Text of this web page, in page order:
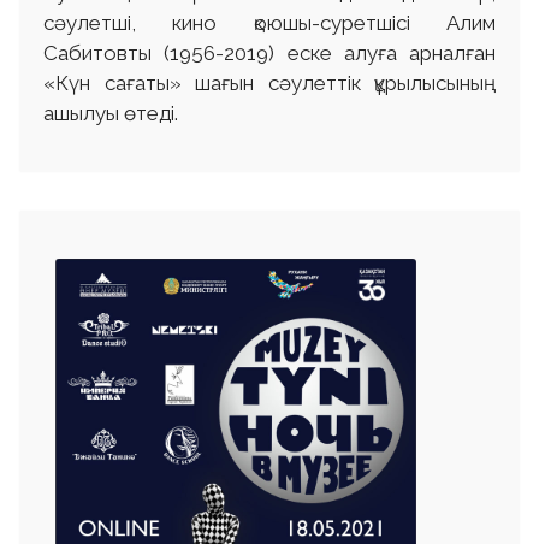
сәулетші, кино қоюшы-суретшісі Алим
Сабитовты (1956-2019) еске алуға арналған
«Күн сағаты» шағын сәулеттік құрылысының
ашылуы өтеді.